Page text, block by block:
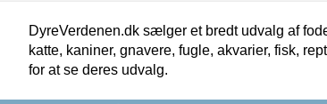
DyreVerdenen.dk sælger et bredt udvalg af
katte, kaniner, gnavere, fugle, akvarier, fisk,
for at se deres udvalg.